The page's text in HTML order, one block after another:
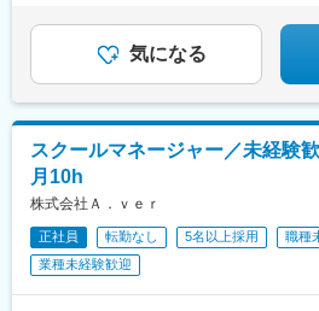
気になる
スクールマネージャー／未経験
月10h
株式会社Ａ．ｖｅｒ
正社員 転勤なし 5名以上採用
職種
業種未経験歓迎